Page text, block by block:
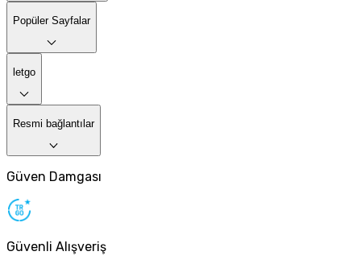
Popüler Sayfalar
letgo
Resmi bağlantılar
Güven Damgası
Güvenli Alışveriş